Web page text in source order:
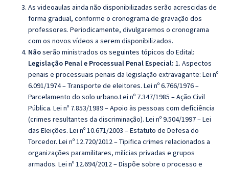
As videoaulas ainda não disponibilizadas serão acrescidas de
forma gradual, conforme o cronograma de gravação dos
professores. Periodicamente, divulgaremos o cronograma
com os novos vídeos a serem disponibilizados.
Nãoserão ministrados os seguintes tópicos do Edital:
Legislação Penal e Processual Penal Especial: 1. Aspectos
penais e processuais penais da legislação extravagante: Lei nº
6.091/1974– Transporte de eleitores. Lei nº 6.766/1976–
Parcelamento do solo urbano.Lei nº 7.347/1985 – Ação Civil
Pública. Lei nº 7.853/1989– Apoio às pessoas com deficiência
(crimes resultantes da discriminação). Lei nº 9.504/1997– Lei
das Eleições. Lei nº 10.671/2003 – Estatuto de Defesa do
Torcedor. Lei nº 12.720/2012– Tipifica crimes relacionados a
organizações paramilitares, milícias privadas e grupos
armados. Lei nº 12.694/2012– Dispõe sobre o processo e